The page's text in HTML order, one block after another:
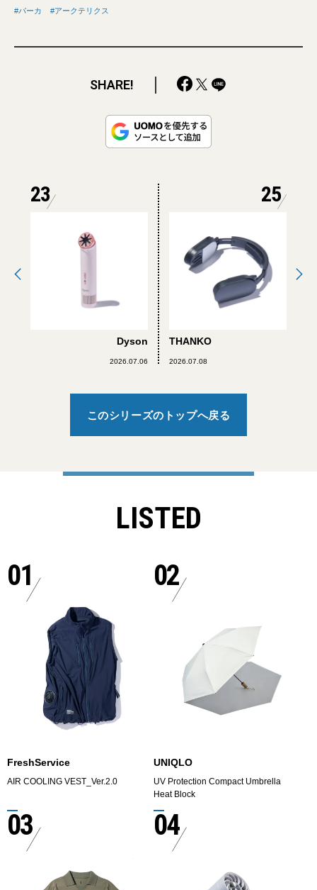
パーカ アークテリクス
SHARE!
23
Dyson
2026.07.06
25
THANKO
2026.07.08
このシリーズのトップへ戻る
LISTED
01
FreshService
AIR COOLING VEST_Ver.2.0
02
UNIQLO
UV Protection Compact Umbrella
Heat Block
03 04